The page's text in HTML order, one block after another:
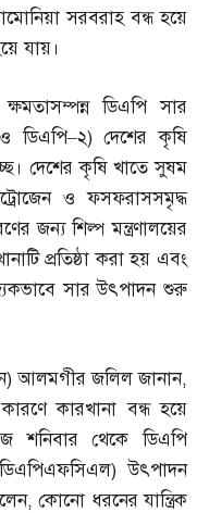
সরবরাহ বন্ধ হয়ে
যায়।
ডিএপি সার
ডিএপি–২)দেশের কৃষি
দেশের কৃষি খাতে সুষম
ও ফসফরাসসমৃদ্ধ
জন্য শিল্প মন্ত্রণালয়ের
প্রতিষ্ঠা করা হয় এবং
সার উৎপাদন শুরু
)আলমগীর জলিল জানান,
কারখানা বন্ধ হয়ে
শনিবার থেকে ডিএপি
ডিএপিএফসিএল)উৎপাদন
, কোনো ধরনের যান্ত্রিক